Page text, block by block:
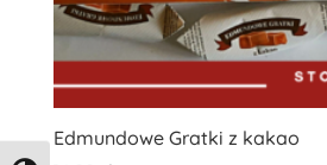
Edmundowe Gratki z kakao